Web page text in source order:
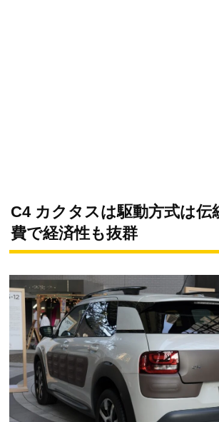
C4 カクタスは駆動方式は伝
費で経済性も抜群